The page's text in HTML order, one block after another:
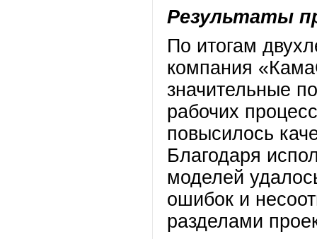
Результаты
По итогам
компания
значительные
рабочих
повысилось
Благодаря
моделей
ошибок и
разделами